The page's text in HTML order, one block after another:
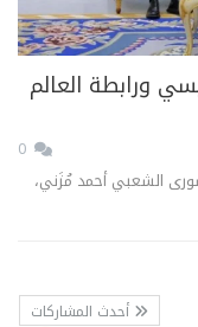
ورابطة العالم
الشعبي أحمد مُزَني،
أحدث المشاركات